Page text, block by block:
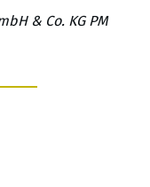
& Co. KG PM